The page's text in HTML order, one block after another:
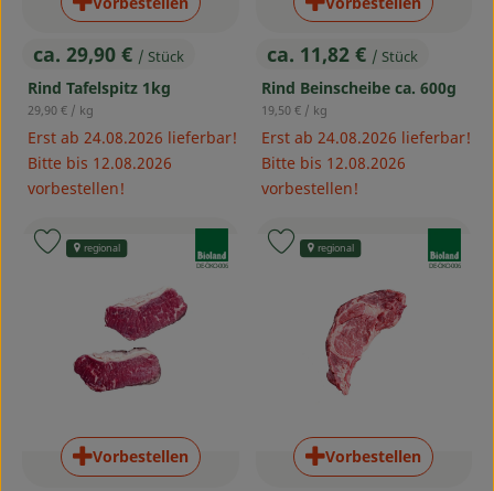
, Preis:
ca. 29,90 € / Stück
Rind Tafelspitz 1kg
, Referenzpreis:
29,90 € / kg
Erst ab 24.08.2026 lieferbar!
Bitte bis 12.08.2026
vorbestellen!
, Preis:
ca. 11,82 € / Stück
Rind Beinscheibe ca. 600g
, Referenzpreis:
19,50 € / kg
Erst ab 24.08.2026 lieferbar!
Bitte bis 12.08.2026
vorbestellen!
Vorbestellen
, Kontrollstelle:
DE-ÖKO-006
regional
Produkt zu Favouriten hinzufügen
Vorbestellen
, Kontrollstelle:
DE-ÖKO-006
regional
Produkt zu Favouriten